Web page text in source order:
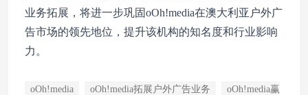
业务拓展，将进一步巩固oOh!media在澳大利亚户外广
告市场的领先地位，提升该机构的知名度和行业影响
力。
oOh!media oOh!media拓展户外广告业务
oOh!media赢